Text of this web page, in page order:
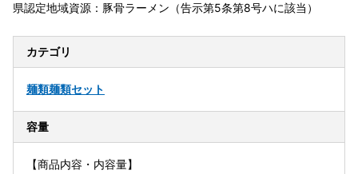
県認定地域資源：豚骨ラーメン（告示第5条第8号ハに該当）
カテゴリ
麺類麺類セット
容量
【商品内容・内容量】